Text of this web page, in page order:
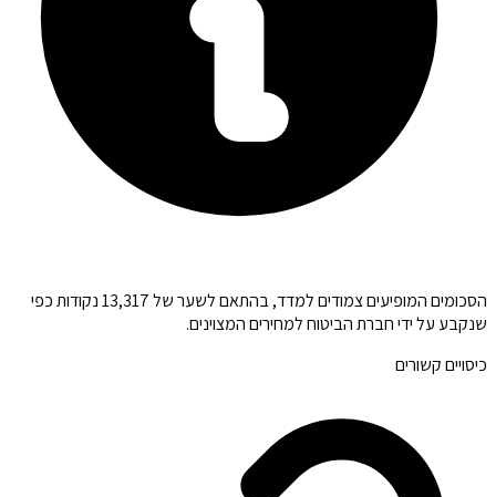
הסכומים המופיעים צמודים למדד, בהתאם לשער של 13,317 נקודות כפי
שנקבע על ידי חברת הביטוח למחירים המצוינים.
כיסויים קשורים